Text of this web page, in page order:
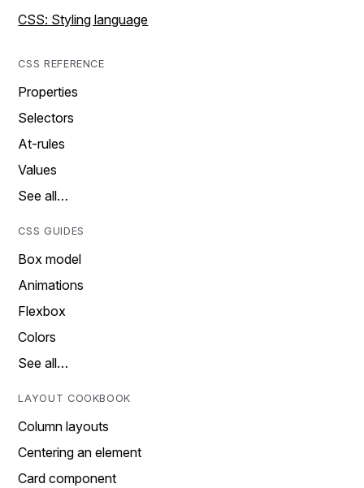
CSS: Styling language
CSS REFERENCE
Properties
Selectors
At-rules
Values
See all…
CSS GUIDES
Box model
Animations
Flexbox
Colors
See all…
LAYOUT COOKBOOK
Column layouts
Centering an element
Card component